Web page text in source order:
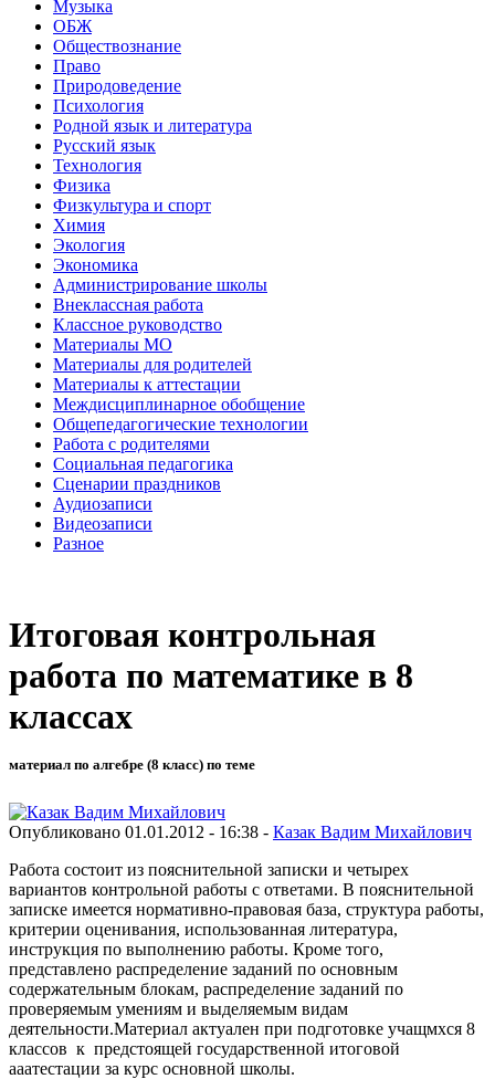
Музыка
ОБЖ
Обществознание
Право
Природоведение
Психология
Родной язык и литература
Русский язык
Технология
Физика
Физкультура и спорт
Химия
Экология
Экономика
Администрирование школы
Внеклассная работа
Классное руководство
Материалы МО
Материалы для родителей
Материалы к аттестации
Междисциплинарное обобщение
Общепедагогические технологии
Работа с родителями
Социальная педагогика
Сценарии праздников
Аудиозаписи
Видеозаписи
Разное
Итоговая контрольная
работа по математике в 8
классах
материал по алгебре (8 класс) по теме
Опубликовано 01.01.2012 - 16:38 - Казак Вадим Михайлович
Работа состоит из пояснительной записки и четырех
вариантов контрольной работы с ответами. В пояснительной
записке имеется нормативно-правовая база, структура работы,
критерии оценивания, использованная литература,
инструкция по выполнению работы. Кроме того,
представлено распределение заданий по основным
содержательным блокам, распределение заданий по
проверяемым умениям и выделяемым видам
деятельности.Материал актуален при подготовке учащмхся 8
классов к предстоящей государственной итоговой
ааатестации за курс основной школы.